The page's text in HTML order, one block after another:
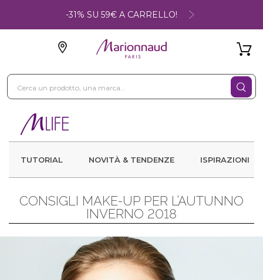
-31% SU 59€ A CARRELLO!
TUTORIAL NOVITÀ & TENDENZE ISPIRAZIONI
CONSIGLI MAKE-UP PER L’AUTUNNO
INVERNO 2018